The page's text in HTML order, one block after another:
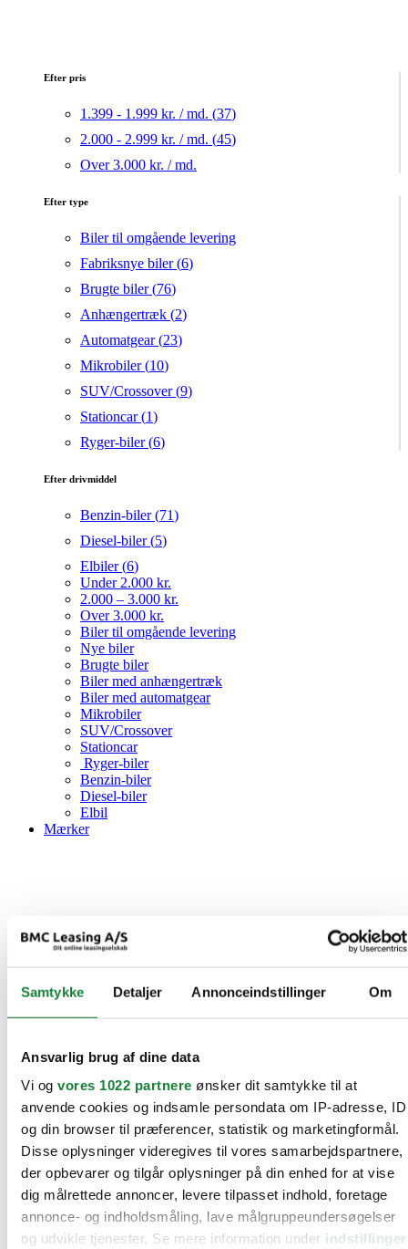
Samtykke Detaljer Annonceindstillinger Om
Ansvarlig brug af dine data
Vi og vores 1022 partnere ønsker dit samtykke til at
anvende cookies og indsamle persondata om IP-adresse, ID
og din browser til præferencer, statistik og marketingformål.
Disse oplysninger videregives til vores samarbejdspartnere,
der opbevarer og tilgår oplysninger på din enhed for at vise
dig målrettede annoncer, levere tilpasset indhold, foretage
annonce- og indholdsmåling, lave målgruppeundersøgelser
og udvikle tjenester. Se mere information under indstillinger
Efter pris
1.399 - 1.999 kr. / md. (37)
2.000 - 2.999 kr. / md. (45)
Over 3.000 kr. / md.
Efter type
Biler til omgående levering
Fabriksnye biler (6)
Brugte biler (76)
Anhængertræk (2)
Automatgear (23)
Mikrobiler (10)
SUV/Crossover (9)
Stationcar (1)
Ryger-biler (6)
Efter drivmiddel
Benzin-biler (71)
Diesel-biler (5)
Elbiler (6)
Under 2.000 kr.
2.000 – 3.000 kr.
Over 3.000 kr.
Biler til omgående levering
Nye biler
Brugte biler
Biler med anhængertræk
Biler med automatgear
Mikrobiler
SUV/Crossover
Stationcar
Ryger-biler
Benzin-biler
Diesel-biler
Elbil
Mærker